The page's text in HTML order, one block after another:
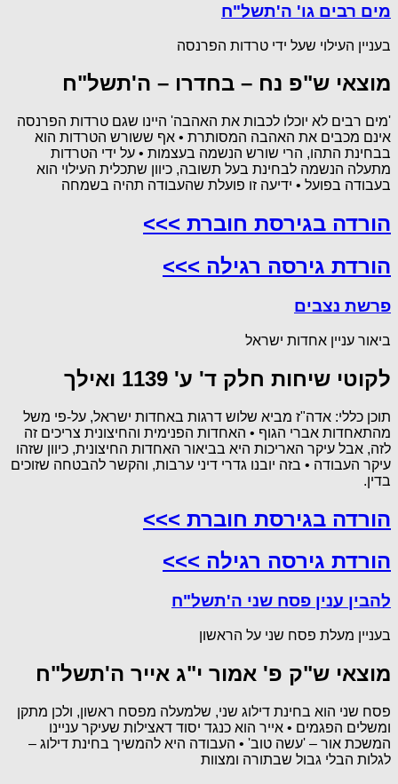
מים רבים גו' ה'תשל"ח
בעניין העילוי שעל ידי טרדות הפרנסה
מוצאי ש"פ נח – בחדרו – ה'תשל"ח
'מים רבים לא יוכלו לכבות את האהבה' היינו שגם טרדות הפרנסה
אינם מכבים את האהבה המסותרת • אף ששורש הטרדות הוא
בבחינת התהו, הרי שורש הנשמה בעצמות • על ידי הטרדות
מתעלה הנשמה לבחינת בעל תשובה, כיוון שתכלית העילוי הוא
בעבודה בפועל • ידיעה זו פועלת שהעבודה תהיה בשמחה
הורדה בגירסת חוברת >>>
הורדת גירסה רגילה >>>
פרשת נצבים
ביאור עניין אחדות ישראל
לקוטי שיחות חלק ד' ע' 1139 ואילך
תוכן כללי: אדה"ז מביא שלוש דרגות באחדות ישראל, על-פי משל
מהתאחדות אברי הגוף • האחדות הפנימית והחיצונית צריכים זה
לזה, אבל עיקר האריכות היא בביאור האחדות החיצונית, כיוון שזהו
עיקר העבודה • בזה יובנו גדרי דיני ערבות, והקשר להבטחה שזוכים
בדין.
הורדה בגירסת חוברת >>>
הורדת גירסה רגילה >>>
להבין ענין פסח שני ה'תשל"ח
בעניין מעלת פסח שני על הראשון
מוצאי ש"ק פ' אמור י"ג אייר ה'תשל"ח
פסח שני הוא בחינת דילוג שני, שלמעלה מפסח ראשון, ולכן מתקן
ומשלים הפגמים • אייר הוא כנגד יסוד דאצילות שעיקר עניינו
המשכת אור – 'עשה טוב' • העבודה היא להמשיך בחינת דילוג –
לגלות הבלי גבול שבתורה ומצוות